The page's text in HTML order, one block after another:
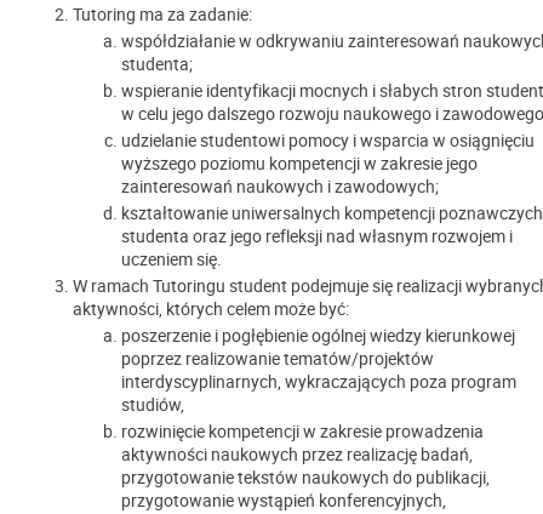
Tutoring ma za zadanie:
współdziałanie w odkrywaniu zainteresowań
studenta;
wspieranie identyfikacji mocnych i słabych stron
w celu jego dalszego rozwoju naukowego i
udzielanie studentowi pomocy i wsparcia w osiągnięciu
wyższego poziomu kompetencji w zakresie jego
zainteresowań naukowych i zawodowych;
kształtowanie uniwersalnych kompetencji poznawczych
studenta oraz jego refleksji nad własnym rozwojem i
uczeniem się.
W ramach Tutoringu student podejmuje się realizacji
aktywności, których celem może być:
poszerzenie i pogłębienie ogólnej wiedzy kierunkowej
poprzez realizowanie tematów/projektów
interdyscyplinarnych, wykraczających poza program
studiów,
rozwinięcie kompetencji w zakresie prowadzenia
aktywności naukowych przez realizację badań,
przygotowanie tekstów naukowych do publikacji,
przygotowanie wystąpień konferencyjnych,